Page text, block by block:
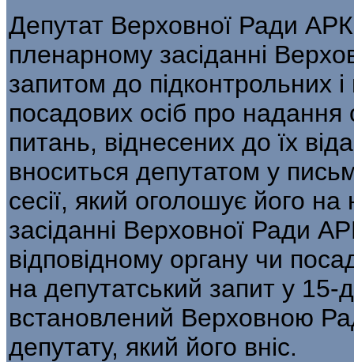
Депутат Верховної Ради
пленарному засіданні
запитом до підконтрольних і
посадових осіб про надання
питань, віднесених до їх
вноситься депутатом у
сесії, який оголошує його
засіданні Верховної Ради
відповідному органу чи
на депутатський запит у
встановлений Верховною
депутату, який його вніс.